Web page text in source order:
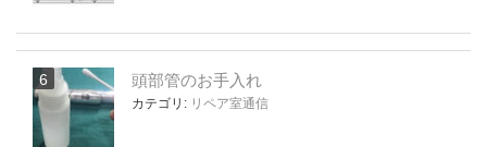
頭部管のお手入れ
カテゴリ: リペア室通信